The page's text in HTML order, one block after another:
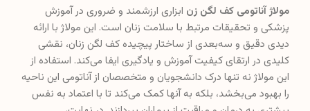
مولاژ آناتومی کف لگن زن ابزاری ارزشمند و ضروری در آموزش
پزشکی و تحقیقات مرتبط با سلامت زنان است. این مولاژ با ارائه
دیدی دقیق و سه‌بعدی از ساختار پیچیده کف لگن زنان، نقشی
کلیدی در ارتقای کیفیت آموزش و یادگیری ایفا می‌کند. استفاده از
این مولاژ نه تنها درک دانشجویان و متخصصان از آناتومی این ناحیه
را بهبود می‌بخشد، بلکه به آنها کمک می‌کند تا با اعتماد به نفس